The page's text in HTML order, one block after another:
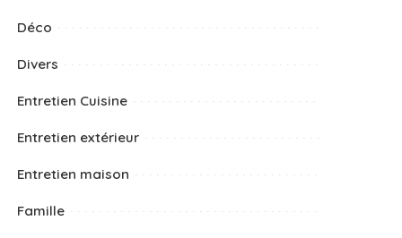
Déco
Divers
Entretien Cuisine
Entretien extérieur
Entretien maison
Famille